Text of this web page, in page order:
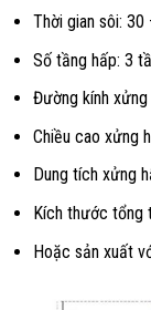
Thời gian sôi: 30
Số tầng hấp: 3
Đường kính
Chiều cao xửng
Dung tích xửng
Kích thước tổng
Hoặc sản xuất